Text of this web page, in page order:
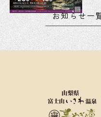
笛吹川河川敷（駐車場は
館） ※ 当日の天候や河川の状況により、中止の場合が
ございます。 ■ 第62回 石和温泉花火大会 打上日程
令和8年8月22日（土）【
お知らせ一